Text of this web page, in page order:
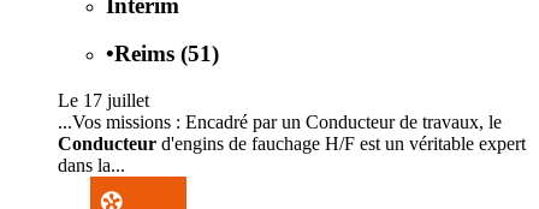
•Reims (51)
Le 17 juillet
...Vos missions : Encadré par un Conducteur de travaux, le
Conducteur d'engins de fauchage H/F est un véritable expert
dans la...